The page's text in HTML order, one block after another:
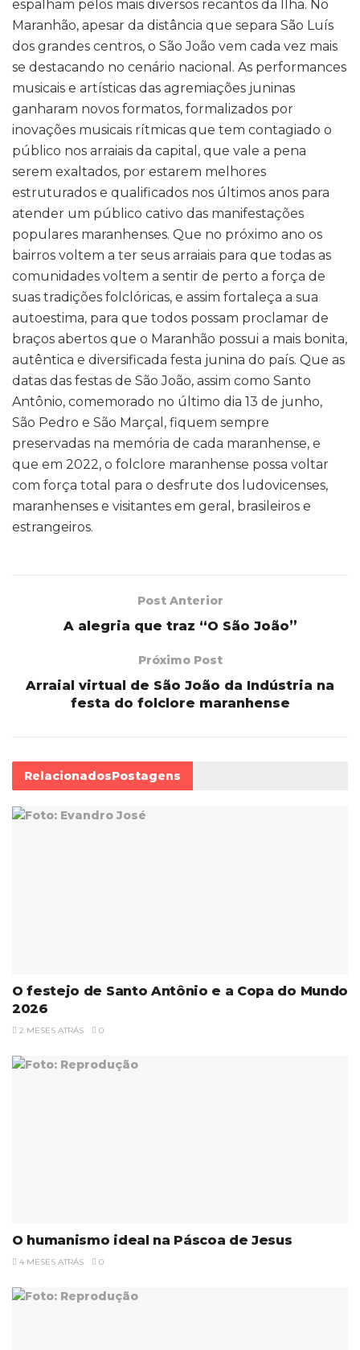
espalham pelos mais diversos recantos da Ilha. No
Maranhão, apesar da distância que separa São Luís
dos grandes centros, o São João vem cada vez mais
se destacando no cenário nacional. As performances
musicais e artísticas das agremiações juninas
ganharam novos formatos, formalizados por
inovações musicais rítmicas que tem contagiado o
público nos arraiais da capital, que vale a pena
serem exaltados, por estarem melhores
estruturados e qualificados nos últimos anos para
atender um público cativo das manifestações
populares maranhenses. Que no próximo ano os
bairros voltem a ter seus arraiais para que todas as
comunidades voltem a sentir de perto a força de
suas tradições folclóricas, e assim fortaleça a sua
autoestima, para que todos possam proclamar de
braços abertos que o Maranhão possui a mais bonita,
autêntica e diversificada festa junina do país. Que as
datas das festas de São João, assim como Santo
Antônio, comemorado no último dia 13 de junho,
São Pedro e São Marçal, fiquem sempre
preservadas na memória de cada maranhense, e
que em 2022, o folclore maranhense possa voltar
com força total para o desfrute dos ludovicenses,
maranhenses e visitantes em geral, brasileiros e
estrangeiros.
Post Anterior
A alegria que traz “O São João”
Próximo Post
Arraial virtual de São João da Indústria na
festa do folclore maranhense
RelacionadosPostagens
O festejo de Santo Antônio e a Copa do Mundo
2026
2 MESES ATRÁS 0
O humanismo ideal na Páscoa de Jesus
4 MESES ATRÁS 0